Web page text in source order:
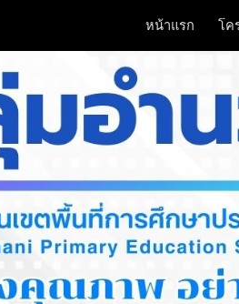
หน้าแรก โค